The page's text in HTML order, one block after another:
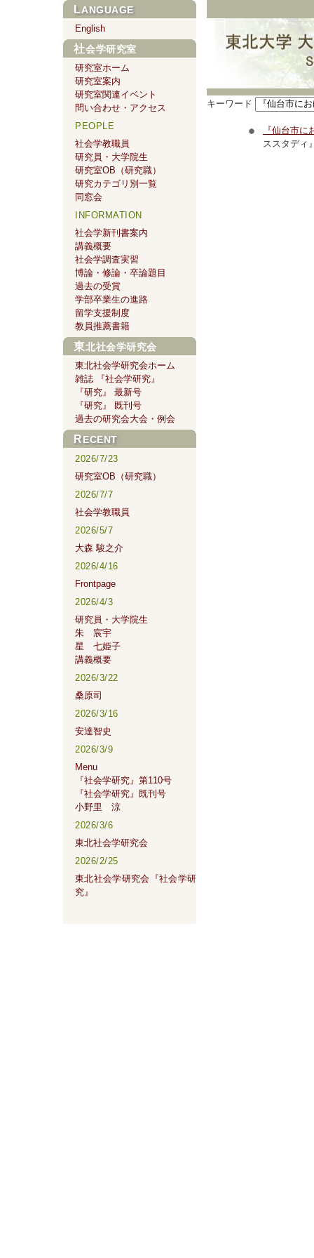
キーワード
『仙台市
ススタディ
LANGUAGE
English
社会学研究室
研究室ホーム
研究室案内
研究室関連イベント
問い合わせ・アクセス
PEOPLE
社会学教職員
研究員・大学院生
研究室OB（研究職）
研究カテゴリ別一覧
同窓会
INFORMATION
社会学新刊書案内
講義概要
社会学調査実習
博論・修論・卒論題目
過去の受賞
学部卒業生の進路
留学支援制度
教員推薦書籍
東北社会学研究会
東北社会学研究会ホーム
雑誌 『社会学研究』
『研究』 最新号
『研究』 既刊号
過去の研究会大会・例会
RECENT
2026/7/23
研究室OB（研究職）
2026/7/7
社会学教職員
2026/5/7
大森 駿之介
2026/4/16
Frontpage
2026/4/3
研究員・大学院生
朱 宸宇
星 七姫子
講義概要
2026/3/22
桑原司
2026/3/16
安達智史
2026/3/9
Menu
『社会学研究』第110号
『社会学研究』既刊号
小野里 涼
2026/3/6
東北社会学研究会
2026/2/25
東北社会学研究会『社会学研
究』